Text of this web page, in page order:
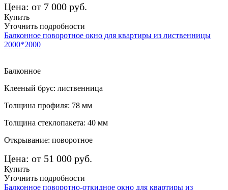
Цена: от 7 000 руб.
Купить
Уточнить подробности
Балконное поворотное окно для квартиры из лиственницы
2000*2000
Балконное
Клееный брус: лиственница
Толщина профиля: 78 мм
Толщина стеклопакета: 40 мм
Открывание: поворотное
Цена: от 51 000 руб.
Купить
Уточнить подробности
Балконное поворотно-откидное окно для квартиры из